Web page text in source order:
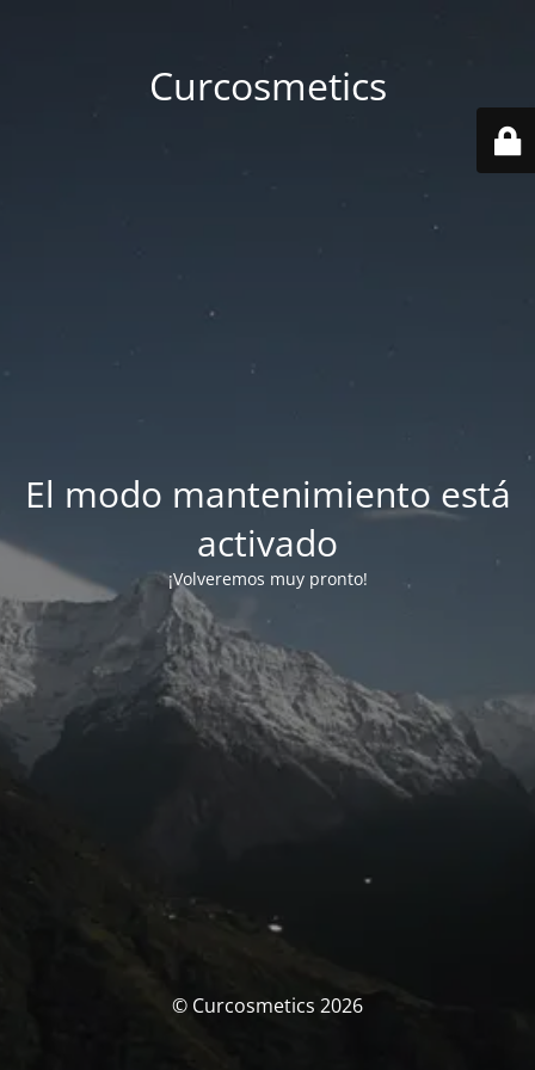
Curcosmetics
El modo mantenimiento está
activado
¡Volveremos muy pronto!
© Curcosmetics 2026